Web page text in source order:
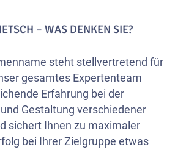
– WAS DENKEN SIE?
steht stellvertretend für
gesamtes Expertenteam
Erfahrung bei der
Gestaltung verschiedener
sichert Ihnen zu maximaler
bei Ihrer Zielgruppe etwas